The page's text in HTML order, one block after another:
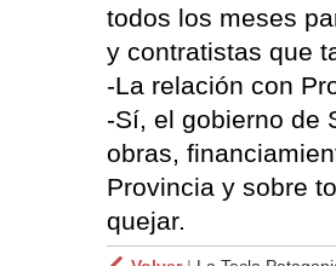
todos los meses
y contratistas que
-La relación con
-Sí, el gobierno de
obras,
Provincia y sobre
quejar.